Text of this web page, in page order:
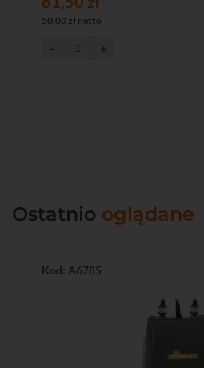
50,00 zł netto
Ostatnio oglądane
Kod: A6785